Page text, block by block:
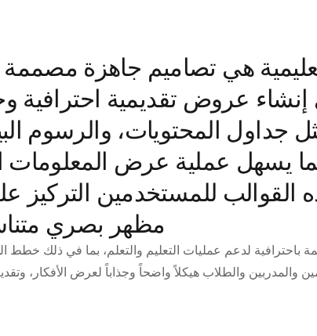
هي تصاميم جاهزة
عروض تقديمية احترافية
جداول المحتويات، والرسوم
عملية عرض المعلومات
القوالب للمستخدمين
مظهر بصري
لدعم عمليات التعليم والتعلم، بما في ذلك خطط
والمدربين والطلاب هيكلاً واضحاً وجذاباً لعرض الأفكار،